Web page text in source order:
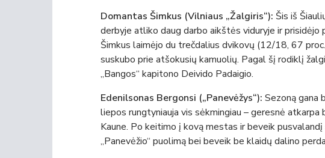
Domantas Šimkus (Vilniaus „Žalgiris“): Šis iš
derbyje atliko daug darbo aikštės viduryje ir prisidėjo
Šimkus laimėjo du trečdalius dvikovų (12/18, 67
suskubo prie atšokusių kamuolių. Pagal šį rodiklį
„Bangos“ kapitono Deivido Padaigio.
Edenilsonas Bergonsi („Panevėžys“): Sezoną gana
liepos rungtyniauja vis sėkmingiau – geresnė atkarpa
Kaune. Po keitimo į kovą mestas ir beveik
„Panevėžio“ puolimą bei beveik be klaidų dalino